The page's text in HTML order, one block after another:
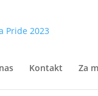
Kontakt Za